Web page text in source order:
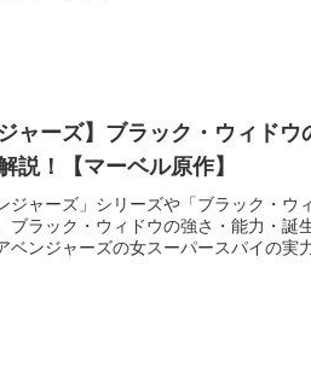
ジャーズ】ブラック・ウィドウ
説！【マーベル原作】
ジャーズ」シリーズや「ブラック・ウ
ブラック・ウィドウの強さ・能力・誕
ベンジャーズの女スーパースパイの実